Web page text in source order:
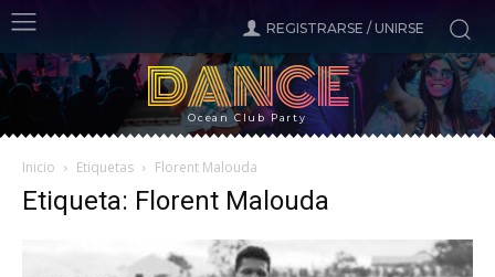
REGISTRARSE / UNIRSE
DANCE
Ocean Club Party
Inicio Etiquetas Florent Malouda
Etiqueta: Florent Malouda